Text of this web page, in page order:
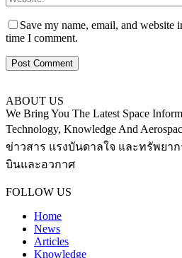
Save my name, email, and website
time I comment.
ABOUT US
We Bring You The Latest Space
Technology, Knowledge And
ข่าวสาร แรงบันดาลใจ และทรัพยา
บินและอวกาศ
FOLLOW US
Home
News
Articles
Knowledge